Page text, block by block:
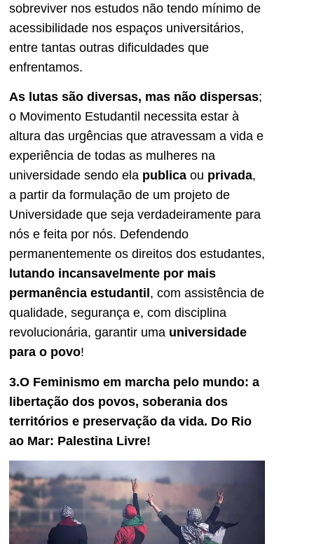
sobreviver nos estudos não tendo mínimo de
acessibilidade nos espaços universitários,
entre tantas outras dificuldades que
enfrentamos.
As lutas são diversas, mas não dispersas;
o Movimento Estudantil necessita estar à
altura das urgências que atravessam a vida e
experiência de todas as mulheres na
universidade sendo ela publica ou privada,
a partir da formulação de um projeto de
Universidade que seja verdadeiramente para
nós e feita por nós. Defendendo
permanentemente os direitos dos estudantes,
lutando incansavelmente por mais
permanência estudantil , com assistência de
qualidade, segurança e, com disciplina
revolucionária, garantir uma universidade
para o povo!
3.O Feminismo em marcha pelo mundo: a
libertação dos povos, soberania dos
territórios e preservação da vida. Do Rio
ao Mar: Palestina Livre!